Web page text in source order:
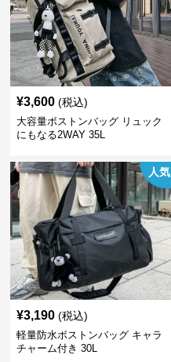
¥3,600 (税込)
大容量ボストンバッグ リュック
にもなる2WAY 35L
人気
¥3,190 (税込)
軽量防水ボストンバッグ キャラ
チャーム付き 30L